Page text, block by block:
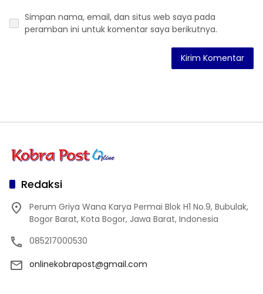
Simpan nama, email, dan situs web saya pada
peramban ini untuk komentar saya berikutnya.
Redaksi
Perum Griya Wana Karya Permai Blok H1 No.9, Bubulak,
Bogor Barat, Kota Bogor, Jawa Barat, Indonesia
085217000530
onlinekobrapost@gmail.com